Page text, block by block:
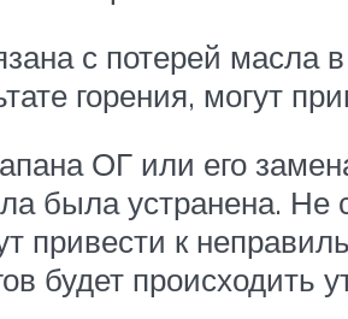
с потерей масла
горения, могут
ОГ или его
была устранена. Не
привести к
будет происходить